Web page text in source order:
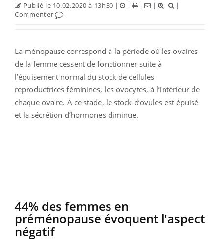
Publié le 10.02.2020 à 13h30 | | | |
|
Commenter
La ménopause correspond à la période où les ovaires
de la femme cessent de fonctionner suite à
l’épuisement normal du stock de cellules
reproductrices féminines, les ovocytes, à l’intérieur de
chaque ovaire. A ce stade, le stock d’ovules est épuisé
et la sécrétion d’hormones diminue.
44% des femmes en
préménopause évoquent l'aspect
négatif